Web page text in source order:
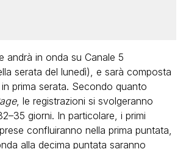
andrà in onda su Canale 5
serata del lunedì), e sarà composta
prima serata. Secondo quanto
, le registrazioni si svolgeranno
giorni. In particolare, i primi
confluiranno nella prima puntata,
alla decima puntata saranno